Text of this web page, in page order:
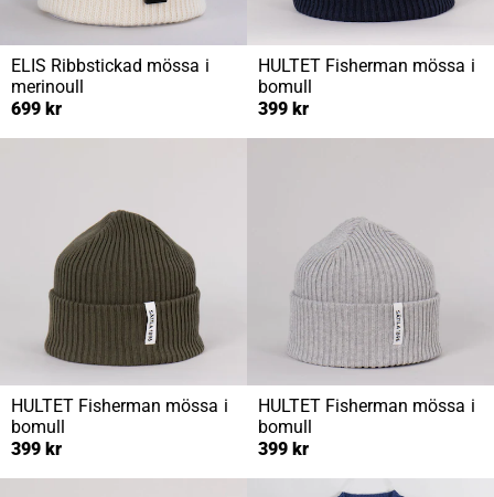
ELIS Ribbstickad mössa i
merinoull
699 kr
HULTET Fisherman mössa i
bomull
399 kr
HULTET Fisherman mössa i
bomull
399 kr
HULTET Fisherman mössa i
bomull
399 kr